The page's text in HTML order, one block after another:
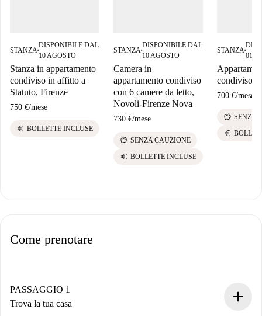
STANZA■
DISPONIBILE DAL
10 AGOSTO
Stanza in appartamento
condiviso in affitto a
Statuto, Firenze
750 €/mese
euro BOLLETTE INCLUSE
STANZA■
DISPONIBILE DAL
10 AGOSTO
Camera in
appartamento condiviso
con 6 camere da letto,
Novoli-Firenze Nova
730 €/mese
savings SENZA CAUZIONE
euro BOLLETTE INCLUSE
STANZA■
01
condiviso a
700 €/mese
savings SENZA
euro
Come prenotare
PASSAGGIO 1
Trova la tua casa